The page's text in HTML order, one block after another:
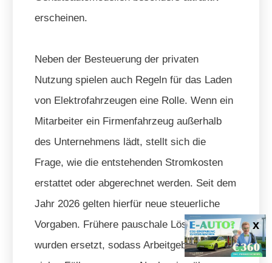
erscheinen.
Neben der Besteuerung der privaten
Nutzung spielen auch Regeln für das Laden
von Elektrofahrzeugen eine Rolle. Wenn ein
Mitarbeiter ein Firmenfahrzeug außerhalb
des Unternehmens lädt, stellt sich die
Frage, wie die entstehenden Stromkosten
erstattet oder abgerechnet werden. Seit dem
Jahr 2026 gelten hierfür neue steuerliche
Vorgaben. Frühere pauschale Lösungen
wurden ersetzt, sodass Arbeitgeber heute in